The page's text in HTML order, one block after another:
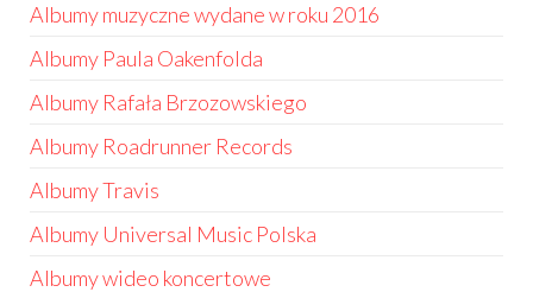
Albumy muzyczne wydane w roku 2016
Albumy Paula Oakenfolda
Albumy Rafała Brzozowskiego
Albumy Roadrunner Records
Albumy Travis
Albumy Universal Music Polska
Albumy wideo koncertowe